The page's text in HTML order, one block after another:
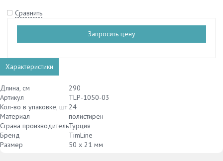
Сравнить
Запросить цену
Характеристики
Длина, см
290
Артикул
TLP-1050-03
Кол-во в упаковке, шт 24
Материал
полистирен
Страна производительТурция
Бренд
TimLine
Размер
50 х 21 мм